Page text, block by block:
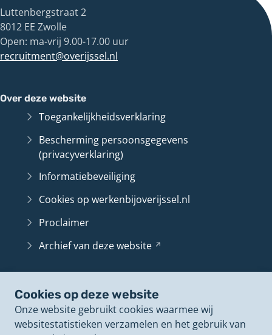
Cookies op deze website
Onze website gebruikt cookies waarmee wij
websitestatistieken verzamelen en het gebruik van
Luttenbergstraat 2
8012 EE Zwolle
Open: ma-vrij 9.00-17.00 uur
recruitment@overijssel.nl
Over deze website
Toegankelijkheidsverklaring
Bescherming persoonsgegevens
(privacyverklaring)
Informatiebeveiliging
Cookies op werkenbijoverijssel.nl
Proclaimer
Archief van dezewebsite
een
Contact
Vacatureoverzicht